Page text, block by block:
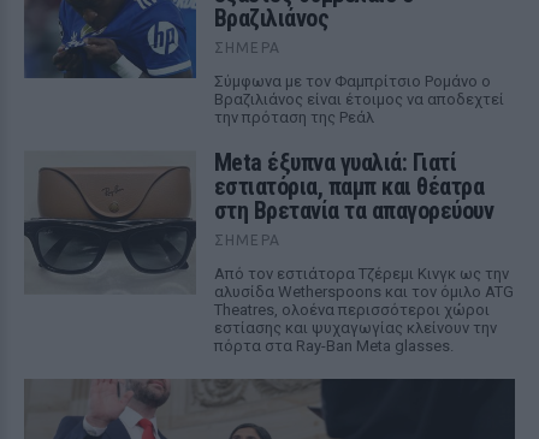
Βραζιλιάνος
ΣΉΜΕΡΑ
Σύμφωνα με τον Φαμπρίτσιο Ρομάνο ο
Βραζιλιάνος είναι έτοιμος να αποδεχτεί
την πρόταση της Ρεάλ
Meta έξυπνα γυαλιά: Γιατί
εστιατόρια, παμπ και θέατρα
στη Βρετανία τα απαγορεύουν
ΣΉΜΕΡΑ
Από τον εστιάτορα Τζέρεμι Κινγκ ως την
αλυσίδα Wetherspoons και τον όμιλο ATG
Theatres, ολοένα περισσότεροι χώροι
εστίασης και ψυχαγωγίας κλείνουν την
πόρτα στα Ray-Ban Meta glasses.